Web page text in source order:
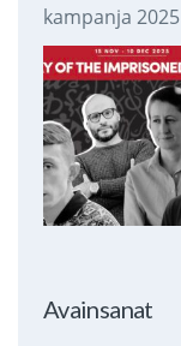
kampanja 2025
Avainsanat